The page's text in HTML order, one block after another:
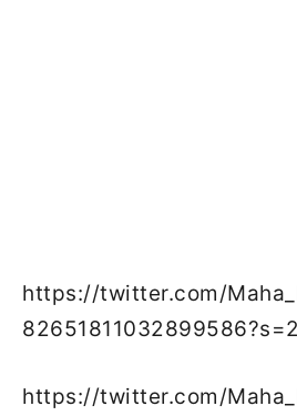
https://twitter.com/
https://twitter.com/